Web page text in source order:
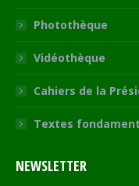
Photothèque
Vidéothèque
Cahiers de la
Textes
NEWSLETTER